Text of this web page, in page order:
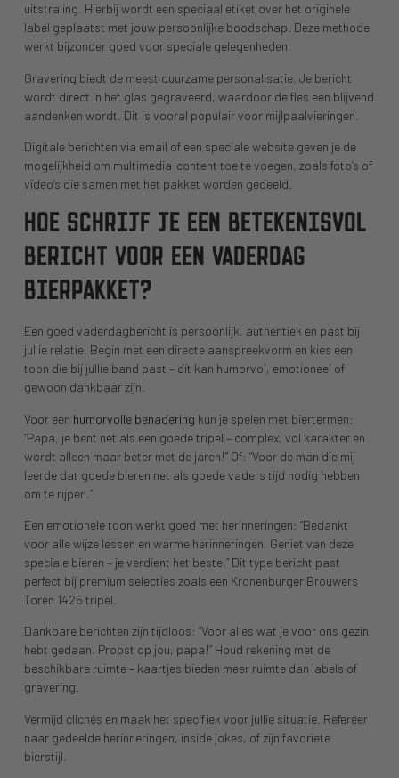
uitstraling. Hierbij wordt een speciaal etiket over het originele
label geplaatst met jouw persoonlijke boodschap. Deze methode
werkt bijzonder goed voor speciale gelegenheden.
Gravering biedt de meest duurzame personalisatie. Je bericht
wordt direct in het glas gegraveerd, waardoor de fles een blijvend
aandenken wordt. Dit is vooral populair voor mijlpaalvieringen.
Digitale berichten via email of een speciale website geven je de
mogelijkheid om multimedia-content toe te voegen, zoals foto’s of
video’s die samen met het pakket worden gedeeld.
HOE SCHRIJF JE EEN BETEKENISVOL
BERICHT VOOR EEN VADERDAG
BIERPAKKET?
Een goed vaderdagbericht is persoonlijk, authentiek en past bij
jullie relatie. Begin met een directe aanspreekvorm en kies een
toon die bij jullie band past – dit kan humorvol, emotioneel of
gewoon dankbaar zijn.
Voor een humorvolle benadering kun je spelen met biertermen:
“Papa, je bent net als een goede tripel – complex, vol karakter en
wordt alleen maar beter met de jaren!” Of: “Voor de man die mij
leerde dat goede bieren net als goede vaders tijd nodig hebben
om te rijpen.”
Een emotionele toon werkt goed met herinneringen: “Bedankt
voor alle wijze lessen en warme herinneringen. Geniet van deze
speciale bieren – je verdient het beste.” Dit type bericht past
perfect bij premium selecties zoals een Kronenburger Brouwers
Toren 1425 tripel.
Dankbare berichten zijn tijdloos: “Voor alles wat je voor ons gezin
hebt gedaan. Proost op jou, papa!” Houd rekening met de
beschikbare ruimte – kaartjes bieden meer ruimte dan labels of
gravering.
Vermijd clichés en maak het specifiek voor jullie situatie. Refereer
naar gedeelde herinneringen, inside jokes, of zijn favoriete
bierstijl.